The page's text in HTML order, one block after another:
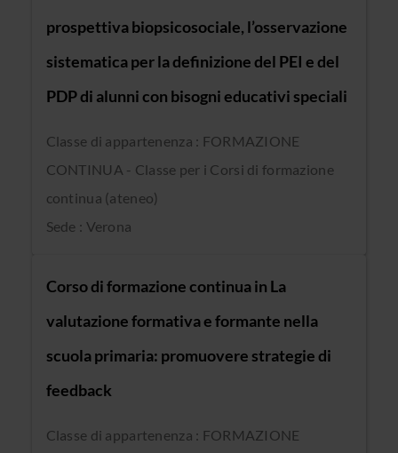
prospettiva biopsicosociale, l’osservazione
sistematica per la definizione del PEI e del
PDP di alunni con bisogni educativi speciali
Classe di appartenenza : FORMAZIONE
CONTINUA - Classe per i Corsi di formazione
continua (ateneo)
Sede : Verona
Corso di formazione continua in La
valutazione formativa e formante nella
scuola primaria: promuovere strategie di
feedback
Classe di appartenenza : FORMAZIONE